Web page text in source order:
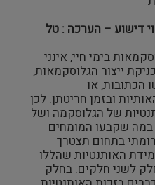
דישוע – הערכה : טל
בימי חיי, אינני
ייצור הגלוסקמאות,
הכתובות, או
ובזמן חריטתן. לכן
של הגלוסקמה ושל
שקבעו המומחים
בתחום תצטרך
האותנטיות שהללו
לשני חלקים. בחלק